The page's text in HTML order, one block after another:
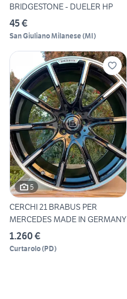
BRIDGESTONE - DUELER HP
45 €
San Giuliano Milanese(MI)
5
CERCHI 21 BRABUS PER
MERCEDES MADE IN GERMANY
1.260 €
Curtarolo(PD)